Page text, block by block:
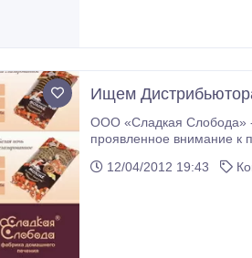
Ищем
ООО «Сладкая Слобода» -
проявленное внимание к продукции под ТМ
12/04/2012 19:43